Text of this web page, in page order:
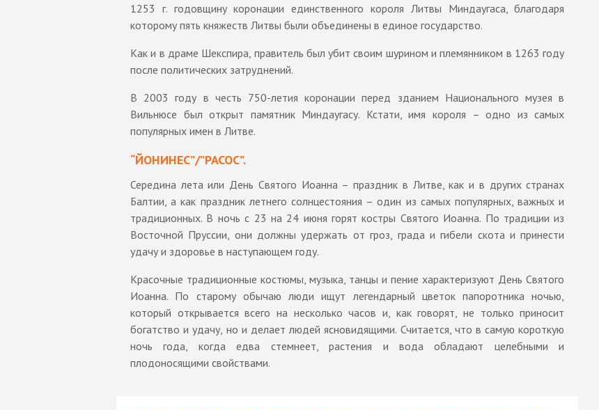
1253 г. годовщину коронации единственного короля Литвы Миндаугаса, благодаря
которому пять княжеств Литвы были объединены в единое государство.
Как и в драме Шекспира, правитель был убит своим шурином и племянником в 1263 году
после политических затруднений.
В 2003 году в честь 750-летия коронации перед зданием Национального музея в
Вильнюсе был открыт памятник Миндаугасу. Кстати, имя короля – одно из самых
популярных имен в Литве.
“ЙОНИНЕС”/”РАСОС”.
Середина лета или День Святого Иоанна – праздник в Литве, как и в других странах
Балтии, а как праздник летнего солнцестояния – один из самых популярных, важных и
традиционных. В ночь с 23 на 24 июня горят костры Святого Иоанна. По традиции из
Восточной Пруссии, они должны удержать от гроз, града и гибели скота и принести
удачу и здоровье в наступающем году.
Красочные традиционные костюмы, музыка, танцы и пение характеризуют День Святого
Иоанна. По старому обычаю люди ищут легендарный цветок папоротника ночью,
который открывается всего на несколько часов и, как говорят, не только приносит
богатство и удачу, но и делает людей ясновидящими. Считается, что в самую короткую
ночь года, когда едва стемнеет, растения и вода обладают целебными и
плодоносящими свойствами.